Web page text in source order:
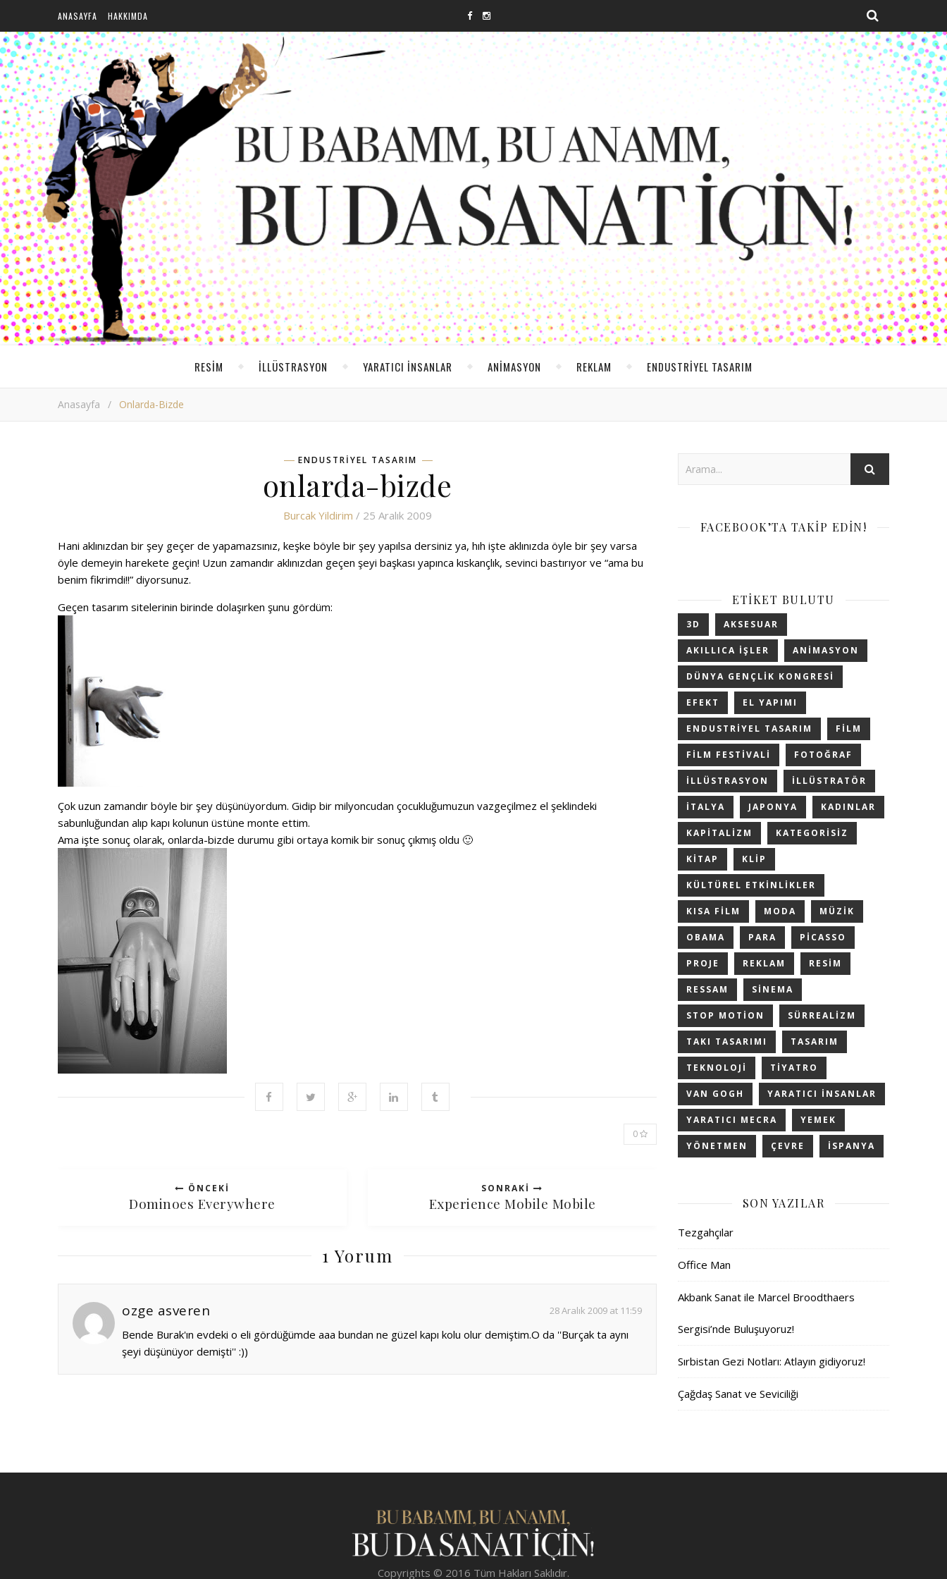
ANASAYFA HAKKIMDA
RESIM ILLÜSTRASYON YARATICI INSANLAR ANIMASYON REKLAM ENDUSTRIYEL TASARIM
Anasayfa / Onlarda-Bizde
ENDUSTRIYEL TASARIM
onlarda-bizde
Burcak Yildirim / 25 Aralık 2009
Hani aklınızdan bir şey geçer de yapamazsınız, keşke böyle bir şey yapılsa dersiniz ya, hıh işte aklınızda öyle bir şey varsa
öyle demeyin harekete geçin! Uzun zamandır aklınızdan geçen şeyi başkası yapınca kıskançlık, sevinci bastırıyor ve “ama bu
benim fikrimdi!!” diyorsunuz.
Geçen tasarım sitelerinin birinde dolaşırken şunu gördüm:
Çok uzun zamandır böyle bir şey düşünüyordum. Gidip bir milyoncudan çocukluğumuzun vazgeçilmez el şeklindeki
sabunluğundan alıp kapı kolunun üstüne monte ettim.
Ama işte sonuç olarak, onlarda-bizde durumu gibi ortaya komik bir sonuç çıkmış oldu 🙂
0
ÖNCEKI
Dominoes Everywhere
SONRAKI
Experience Mobile Mobile
1 Yorum
ozge asveren 28 Aralık 2009 at 11:59
Bende Burak'ın evdeki o eli gördüğümde aaa bundan ne güzel kapı kolu olur demiştim.O da ''Burçak ta aynı
şeyi düşünüyor demişti'' :))
FACEBOOK’TA TAKIP EDIN!
ETIKET BULUTU
3D AKSESUAR
AKILLICA IŞLER ANIMASYON
DÜNYA GENÇLIK KONGRESI
EFEKT EL YAPIMI
ENDUSTRIYEL TASARIM FILM
FILM FESTIVALI FOTOĞRAF
ILLÜSTRASYON ILLÜSTRATÖR
ITALYA JAPONYA KADINLAR
KAPITALIZM KATEGORISIZ
KITAP KLIP
KÜLTÜREL ETKINLIKLER
KISA FILM MODA MÜZIK
OBAMA PARA PICASSO
PROJE REKLAM RESIM
RESSAM SINEMA
STOP MOTION SÜRREALIZM
TAKI TASARIMI TASARIM
TEKNOLOJI TIYATRO
VAN GOGH YARATICI INSANLAR
YARATICI MECRA YEMEK
YÖNETMEN ÇEVRE İSPANYA
SON YAZILAR
Tezgahçılar
Office Man
Akbank Sanat ile Marcel Broodthaers
Sergisi’nde Buluşuyoruz!
Sırbistan Gezi Notları: Atlayın gidiyoruz!
Çağdaş Sanat ve Seviciliği
Copyrights © 2016 Tüm Hakları Saklıdır.